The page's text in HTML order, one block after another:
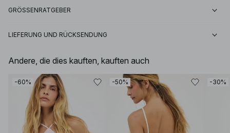
GRÖSSENRATGEBER
LIEFERUNG UND RÜCKSENDUNG
Andere, die dies kauften, kauften auch
-60% -50% -30%